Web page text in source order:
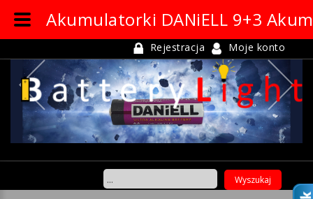
Rejestracja Moje konto
Previous
Akumulatorki DANiELL 9+3